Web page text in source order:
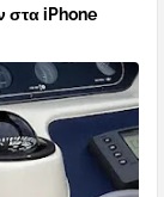
στα iPhone